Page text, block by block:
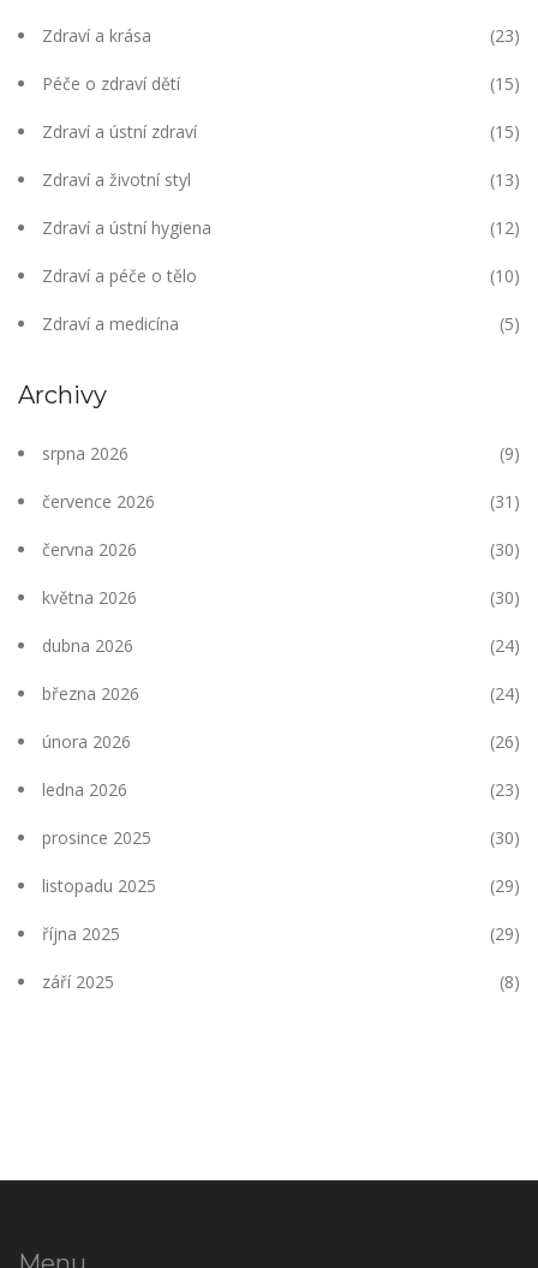
Zdraví a krása (23)
Péče o zdraví dětí (15)
Zdraví a ústní zdraví (15)
Zdraví a životní styl (13)
Zdraví a ústní hygiena (12)
Zdraví a péče o tělo (10)
Zdraví a medicína (5)
Archivy
srpna 2026 (9)
července 2026 (31)
června 2026 (30)
května 2026 (30)
dubna 2026 (24)
března 2026 (24)
února 2026 (26)
ledna 2026 (23)
prosince 2025 (30)
listopadu 2025 (29)
října 2025 (29)
září 2025 (8)